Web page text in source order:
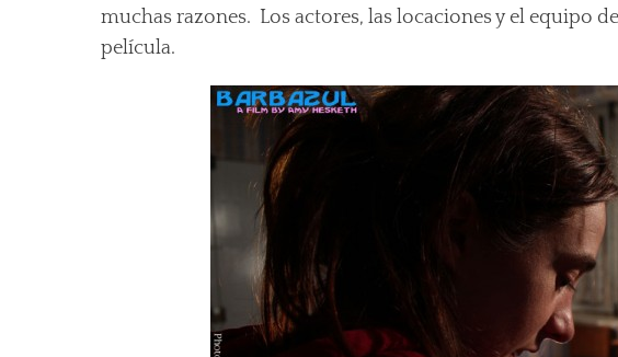
muchas razones. Los actores, las locaciones y el equipo
película.